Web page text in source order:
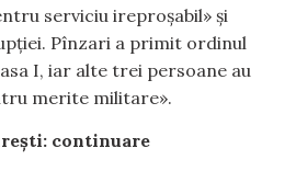
serviciu ireproșabil» și
Pînzari a primit ordinul
I, iar alte trei persoane au
merite militare».
continuare